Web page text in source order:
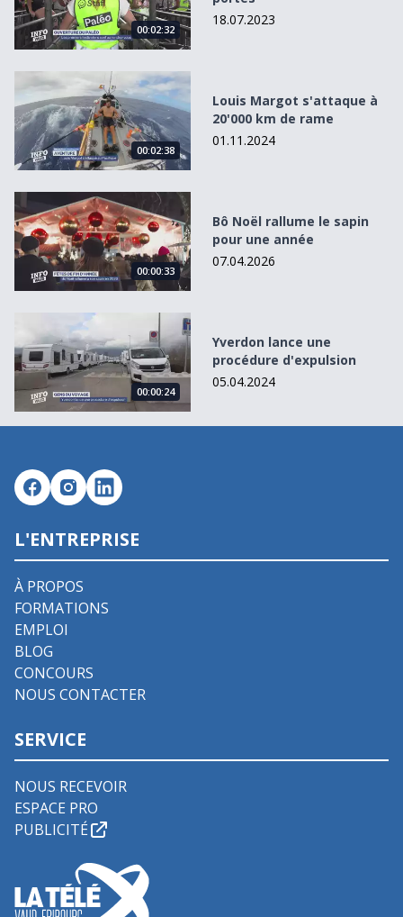
00:02:32
18.07.2023
Louis Margot s&#039;attaque à 20&#039;000 km de rame
00:02:38
Louis Margot s'attaque à
20'000 km de rame
01.11.2024
Bô Noël rallume le sapin pour une année
00:00:33
Bô Noël rallume le sapin
pour une année
07.04.2026
Yverdon lance une procédure d&#039;expulsion
00:00:24
Yverdon lance une
procédure d'expulsion
05.04.2024
L'ENTREPRISE
À PROPOS
FORMATIONS
EMPLOI
BLOG
CONCOURS
NOUS CONTACTER
SERVICE
NOUS RECEVOIR
ESPACE PRO
PUBLICITÉ